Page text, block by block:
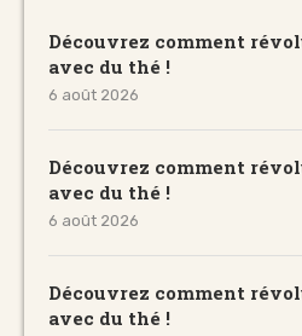
Découvrez comment
avec du thé !
6 août 2026
Découvrez comment
avec du thé !
6 août 2026
Découvrez comment
avec du thé !